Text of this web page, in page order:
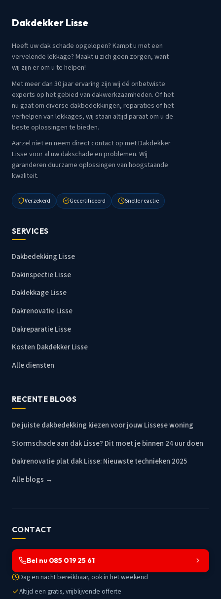
Dakdekker Lisse
Heeft uw dak schade opgelopen? Kampt u met een
vervelende lekkage? Maakt u zich geen zorgen, want
wij zijn er om u te helpen!
Met meer dan 30 jaar ervaring zijn wij dé onbetwiste
experts op het gebied van dakwerkzaamheden. Of het
nu gaat om diverse dakbedekkingen, reparaties of het
verhelpen van lekkages, wij staan altijd paraat om u de
beste oplossingen te bieden.
Aarzel niet en neem direct contact op met Dakdekker
Lisse voor al uw dakschade en problemen. Wij
garanderen duurzame oplossingen van hoogstaande
kwaliteit.
Verzekerd Gecertificeerd Snelle reactie
SERVICES
Dakbedekking Lisse
Dakinspectie Lisse
Daklekkage Lisse
Dakrenovatie Lisse
Dakreparatie Lisse
Kosten Dakdekker Lisse
Alle diensten
RECENTE BLOGS
De juiste dakbedekking kiezen voor jouw Lissese woning
Stormschade aan dak Lisse? Dit moet je binnen 24 uur doen
Dakrenovatie plat dak Lisse: Nieuwste technieken 2025
Alle blogs →
CONTACT
Bel nu 085 019 25 61
Dag en nacht bereikbaar, ook in het weekend
Altijd een gratis, vrijblijvende offerte